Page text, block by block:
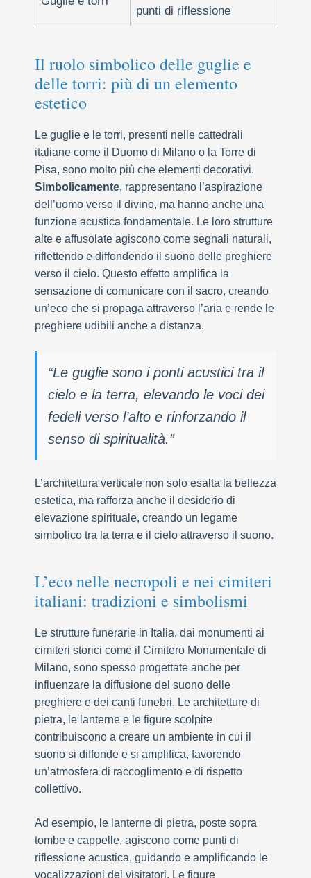
punti di riflessione
Il ruolo simbolico delle guglie e
delle torri: più di un elemento
estetico
Le guglie e le torri, presenti nelle cattedrali
italiane come il Duomo di Milano o la Torre di
Pisa, sono molto più che elementi decorativi.
Simbolicamente, rappresentano l’aspirazione
dell’uomo verso il divino, ma hanno anche una
funzione acustica fondamentale. Le loro strutture
alte e affusolate agiscono come segnali naturali,
riflettendo e diffondendo il suono delle preghiere
verso il cielo. Questo effetto amplifica la
sensazione di comunicare con il sacro, creando
un’eco che si propaga attraverso l’aria e rende le
preghiere udibili anche a distanza.
“Le guglie sono i ponti acustici tra il
cielo e la terra, elevando le voci dei
fedeli verso l’alto e rinforzando il
senso di spiritualità.”
L’architettura verticale non solo esalta la bellezza
estetica, ma rafforza anche il desiderio di
elevazione spirituale, creando un legame
simbolico tra la terra e il cielo attraverso il suono.
L’eco nelle necropoli e nei cimiteri
italiani: tradizioni e simbolismi
Le strutture funerarie in Italia, dai monumenti ai
cimiteri storici come il Cimitero Monumentale di
Milano, sono spesso progettate anche per
influenzare la diffusione del suono delle
preghiere e dei canti funebri. Le architetture di
pietra, le lanterne e le figure scolpite
contribuiscono a creare un ambiente in cui il
suono si diffonde e si amplifica, favorendo
un’atmosfera di raccoglimento e di rispetto
collettivo.
Ad esempio, le lanterne di pietra, poste sopra
tombe e cappelle, agiscono come punti di
riflessione acustica, guidando e amplificando le
vocalizzazioni dei visitatori. Le figure